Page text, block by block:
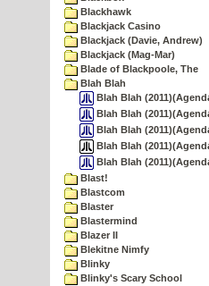
Blackhawk
Blackjack Casino
Blackjack (Davie, Andrew)
Blackjack (Mag-Mar)
Blade of Blackpoole, The
Blah Blah
Blah Blah
Blah Blah
Blah Blah
Blah Blah
Blah Blah
Blast!
Blastcom
Blaster
Blastermind
Blazer II
Blekitne Nimfy
Blinky
Blinky's Scary School